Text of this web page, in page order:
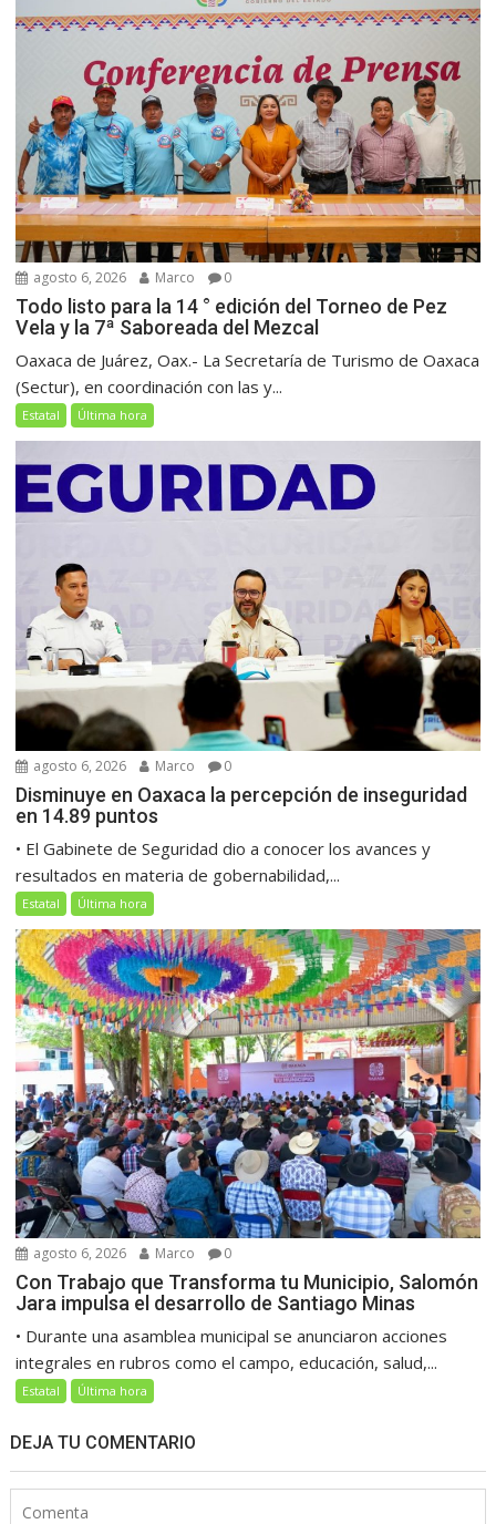
agosto 6, 2026 Marco 0
Todo listo para la 14 ° edición del Torneo de Pez
Vela y la 7ª Saboreada del Mezcal
Oaxaca de Juárez, Oax.- La Secretaría de Turismo de Oaxaca
(Sectur), en coordinación con las y...
Estatal Última hora
agosto 6, 2026 Marco 0
Disminuye en Oaxaca la percepción de inseguridad
en 14.89 puntos
• El Gabinete de Seguridad dio a conocer los avances y
resultados en materia de gobernabilidad,...
Estatal Última hora
agosto 6, 2026 Marco 0
Con Trabajo que Transforma tu Municipio, Salomón
Jara impulsa el desarrollo de Santiago Minas
• Durante una asamblea municipal se anunciaron acciones
integrales en rubros como el campo, educación, salud,...
Estatal Última hora
DEJA TU COMENTARIO